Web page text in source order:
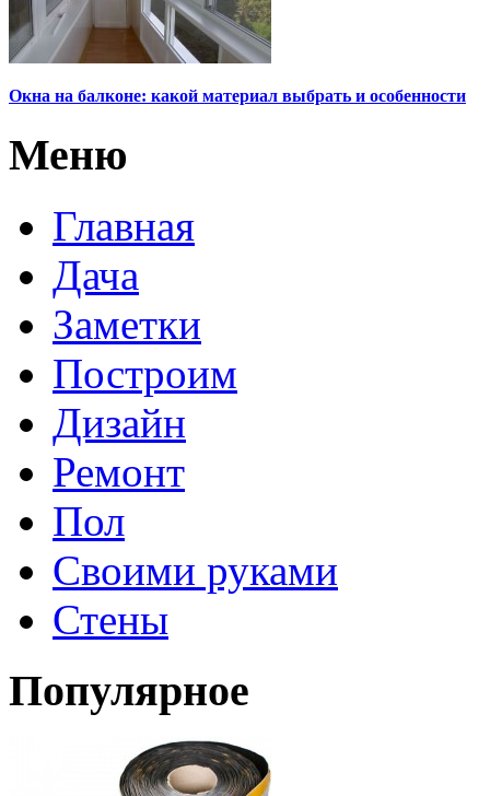
Окна на балконе: какой материал выбрать и особенности
Меню
Главная
Дача
Заметки
Построим
Дизайн
Ремонт
Пол
Своими руками
Стены
Популярное